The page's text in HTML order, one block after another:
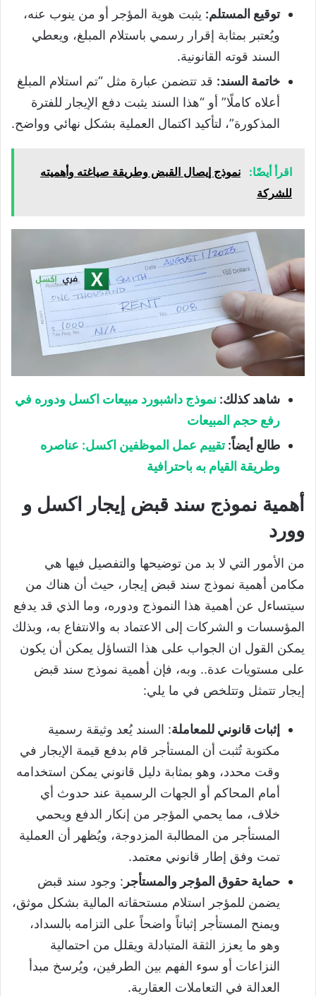
توقيع المستلم: يثبت هوية المؤجر أو من ينوب عنه،
ويُعتبر بمثابة إقرار رسمي باستلام المبلغ، ويعطي
السند قوته القانونية.
خاتمة السند: قد تتضمن عبارة مثل “تم استلام المبلغ
أعلاه كاملًا” أو “هذا السند يثبت دفع الإيجار للفترة
المذكورة”، لتأكيد اكتمال العملية بشكل نهائي وواضح.
اقرأ أيضًا:
نموذج إيصال القبض وطريقة صياغته وأهميته
للشركة
شاهد كذلك: نموذج داشبورد مبيعات اكسل ودوره في
رفع حجم المبيعات
طالع أيضاً:تقييم عمل الموظفين اكسل: عناصره
وطريقة القيام به باحترافية
أهمية نموذج سند قبض إيجار اكسل و
وورد
من الأمور التي لا بد من توضيحها والتفصيل فيها هي
مكامن أهمية نموذج سند قبض إيجار، حيث أن هناك من
سيتساءل عن أهمية هذا النموذج ودوره، وما الذي قد يدفع
المؤسسات و الشركات إلى الاعتماد به والانتفاع به، وبذلك
يمكن القول ان الجواب على هذا التساؤل يمكن أن يكون
على مستويات عدة.. وبه، فإن أهمية نموذج سند قبض
إيجار تتمثل وتتلخص في ما يلي:
إثبات قانوني للمعاملة: السند يُعد وثيقة رسمية
مكتوبة تُثبت أن المستأجر قام بدفع قيمة الإيجار في
وقت محدد، وهو بمثابة دليل قانوني يمكن استخدامه
أمام المحاكم أو الجهات الرسمية عند حدوث أي
خلاف، مما يحمي المؤجر من إنكار الدفع ويحمي
المستأجر من المطالبة المزدوجة، ويُظهر أن العملية
تمت وفق إطار قانوني معتمد.
حماية حقوق المؤجر والمستأجر : وجود سند قبض
يضمن للمؤجر استلام مستحقاته المالية بشكل موثق،
ويمنح المستأجر إثباتاً واضحاً على التزامه بالسداد،
وهو ما يعزز الثقة المتبادلة ويقلل من احتمالية
النزاعات أو سوء الفهم بين الطرفين، ويُرسخ مبدأ
العدالة في التعاملات العقارية.